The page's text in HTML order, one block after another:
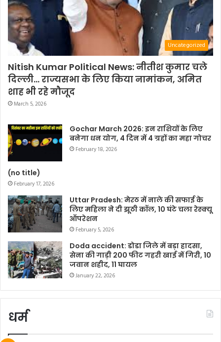
Uncategorized
Nitish Kumar Political News: नीतीश कुमार चले
दिल्ली… राज्यसभा के लिए किया नामांकन, अमित
शाह भी रहे मौजूद
March 5, 2026
Gochar March 2026: इन राशियों के लिए
बनेगा धन योग, 4 दिन में 4 ग्रहों का महा गोचर
February 18, 2026
(no title)
February 17, 2026
Uttar Pradesh: मेरठ में नाले की सफाई के
लिए महिला ने दी झूठी कॉल, 10 घंटे चला रेस्क्यू
ऑपरेशन
February 5, 2026
Doda accident: डोडा जिले में बड़ा हादसा,
सेना की गाड़ी 200 फीट गहरी खाई में गिरी, 10
जवान शहीद, 11 घायल
January 22, 2026
धर्म